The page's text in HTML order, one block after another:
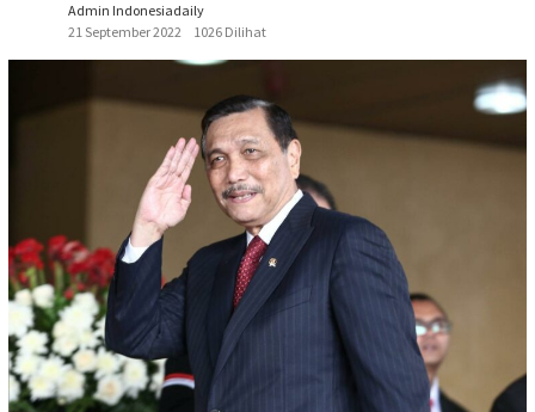
Admin Indonesiadaily
21 September 2022
1026 Dilihat